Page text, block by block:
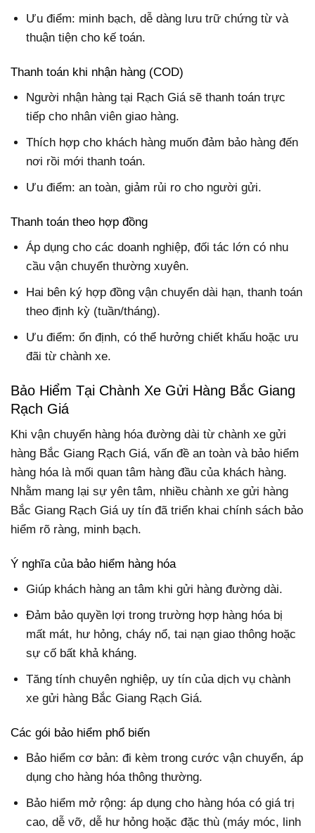
Ưu điểm: minh bạch, dễ dàng lưu trữ chứng từ và
thuận tiện cho kế toán.
Thanh toán khi nhận hàng (COD)
Người nhận hàng tại Rạch Giá sẽ thanh toán trực
tiếp cho nhân viên giao hàng.
Thích hợp cho khách hàng muốn đảm bảo hàng đến
nơi rồi mới thanh toán.
Ưu điểm: an toàn, giảm rủi ro cho người gửi.
Thanh toán theo hợp đồng
Áp dụng cho các doanh nghiệp, đối tác lớn có nhu
cầu vận chuyển thường xuyên.
Hai bên ký hợp đồng vận chuyển dài hạn, thanh toán
theo định kỳ (tuần/tháng).
Ưu điểm: ổn định, có thể hưởng chiết khấu hoặc ưu
đãi từ chành xe.
Bảo Hiểm Tại Chành Xe Gửi Hàng Bắc Giang
Rạch Giá
Khi vận chuyển hàng hóa đường dài từ chành xe gửi
hàng Bắc Giang Rạch Giá, vấn đề an toàn và bảo hiểm
hàng hóa là mối quan tâm hàng đầu của khách hàng.
Nhằm mang lại sự yên tâm, nhiều chành xe gửi hàng
Bắc Giang Rạch Giá uy tín đã triển khai chính sách bảo
hiểm rõ ràng, minh bạch.
Ý nghĩa của bảo hiểm hàng hóa
Giúp khách hàng an tâm khi gửi hàng đường dài.
Đảm bảo quyền lợi trong trường hợp hàng hóa bị
mất mát, hư hỏng, cháy nổ, tai nạn giao thông hoặc
sự cố bất khả kháng.
Tăng tính chuyên nghiệp, uy tín của dịch vụ chành
xe gửi hàng Bắc Giang Rạch Giá.
Các gói bảo hiểm phổ biến
Bảo hiểm cơ bản: đi kèm trong cước vận chuyển, áp
dụng cho hàng hóa thông thường.
Bảo hiểm mở rộng: áp dụng cho hàng hóa có giá trị
cao, dễ vỡ, dễ hư hỏng hoặc đặc thù (máy móc, linh